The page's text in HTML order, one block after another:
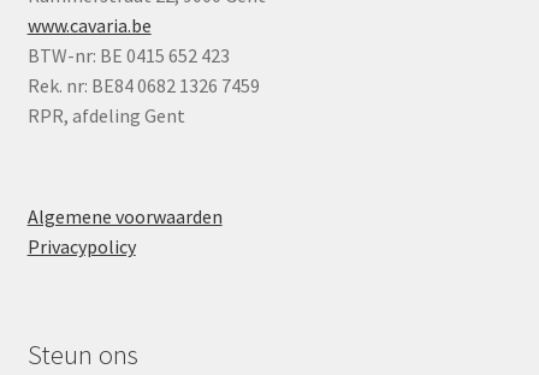
www.cavaria.be
BTW-nr: BE 0415 652 423
Rek. nr: BE84 0682 1326 7459
RPR, afdeling Gent
Algemene voorwaarden
Privacypolicy
Steun ons